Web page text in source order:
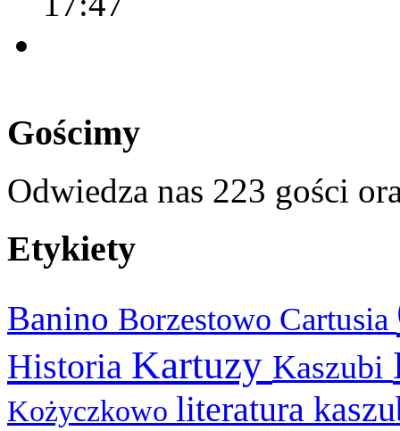
Gościmy
Odwiedza nas 223 gości
Etykiety
Banino Borzestowo Cartusia
Historia Kartuzy Kaszubi
Kożyczkowo literatura